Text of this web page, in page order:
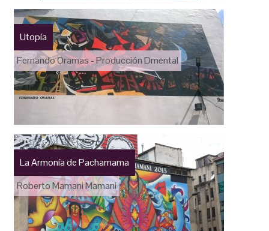
Utopía
Fernando Oramas - Producción Dmental
La Armonía de Pachamama
Roberto Mamani Mamani